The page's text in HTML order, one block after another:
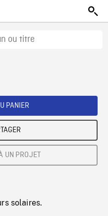
PANIER
UN PROJET
solaires.